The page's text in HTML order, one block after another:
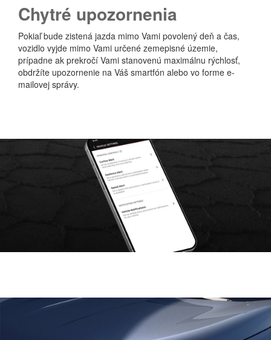
Chytré upozornenia
Pokiaľ bude zistená jazda mimo Vami povolený deň a čas,
vozidlo vyjde mimo Vami určené zemepisné územie,
prípadne ak prekročí Vami stanovenú maximálnu rýchlosť,
obdržíte upozornenie na Váš smartfón alebo vo forme e-
mailovej správy.